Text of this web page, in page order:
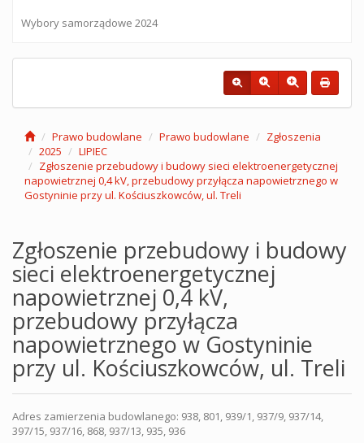
Wybory samorządowe 2024
Prawo budowlane Prawo budowlane
Zgłoszenia
2025
LIPIEC
Zgłoszenie przebudowy i budowy sieci elektroenergetycznej
napowietrznej 0,4 kV, przebudowy przyłącza napowietrznego w
Gostyninie przy ul. Kościuszkowców, ul. Treli
Zgłoszenie przebudowy i budowy
sieci elektroenergetycznej
napowietrznej 0,4 kV,
przebudowy przyłącza
napowietrznego w Gostyninie
przy ul. Kościuszkowców, ul. Treli
Adres zamierzenia budowlanego: 938, 801, 939/1, 937/9, 937/14,
397/15, 937/16, 868, 937/13, 935, 936